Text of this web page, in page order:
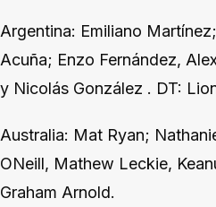
Argentina: Emiliano
Acuña; Enzo Fernández,
y Nicolás González . DT:
Australia: Mat Ryan;
ONeill, Mathew Leckie,
Graham Arnold.